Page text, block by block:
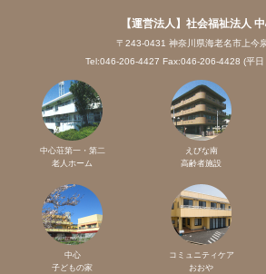
【運営法人】社会福祉法人
〒243-0431 神奈川県海老名市上今
Tel:046-206-4427 Fax:046-206-4428 (平
中心荘第一・第二
老人ホーム
えびな南
高齢者施設
中心
子どもの家
コミュニティケア
おおや